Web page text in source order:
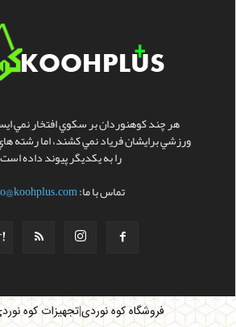
هر چند کوهنوردان بر سکوي افتخار نمي
ورزشي برايشان فرياد نمي کشند، اما رشته
را به يکديگر پيوند داده
تماس با ما:
فروشگاه کوه نوردی|تجهیزات کوه